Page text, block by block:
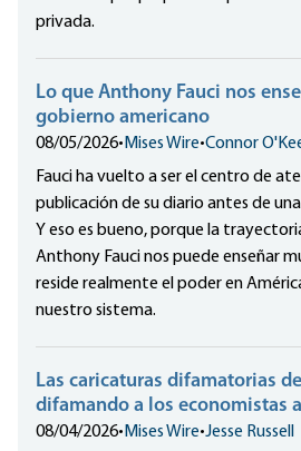
privada.
Lo que Anthony Fauci nos
gobierno americano
08/05/2026• Mises Wire•Connor
Fauci ha vuelto a ser el centro de
publicación de su diario antes de
Y eso es bueno, porque la
Anthony Fauci nos puede enseñar
reside realmente el poder en
nuestro sistema.
Las caricaturas difamatorias
difamando a los economistas
08/04/2026• Mises Wire•Jesse Russell